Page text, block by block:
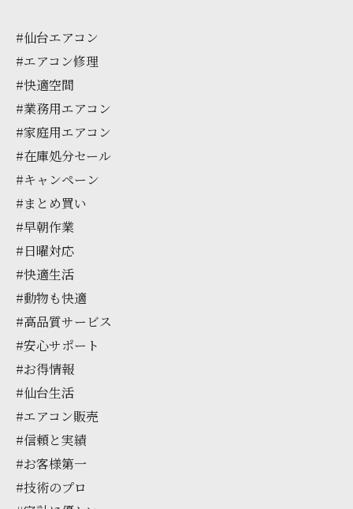
#仙台エアコン
#エアコン修理
#快適空間
#業務用エアコン
#家庭用エアコン
#在庫処分セール
#キャンペーン
#まとめ買い
#早朝作業
#日曜対応
#快適生活
#動物も快適
#高品質サービス
#安心サポート
#お得情報
#仙台生活
#エアコン販売
#信頼と実績
#お客様第一
#技術のプロ